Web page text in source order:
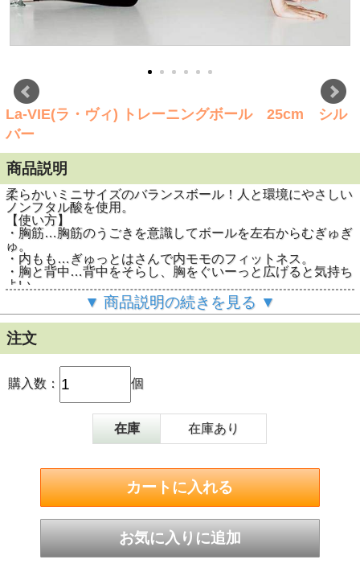
La-VIE(ラ・ヴィ) トレーニングボール 25cm シル
バー
商品説明
柔らかいミニサイズのバランスボール！人と環境にやさしい
ノンフタル酸を使用。
【使い方】
・胸筋…胸筋のうごきを意識してボールを左右からむぎゅぎ
ゅ。
・内もも…ぎゅっとはさんで内モモのフィットネス。
・胸と背中…背中をそらし、胸をぐいーっと広げると気持ち
よい。
●つかんだり・つぶしたり・転がしたり・座ったり。
●ボールの丸みと弾力を利用した全身のストレッチに。
●ソフトで小さいジムボールです。
●骨盤のゆがみケア
●ウエスト引き締め
●ヒップアップ
●骨盤・腹筋のエクササイズ
●腕・肩のストレッチ
La-VIE（ラ・ヴィ） トレーニングボー
ル シルバー
3B-3188
商品サイズ
（約）直径25cm
商品重量
（約）100g
カラー
シルバー
（約）100kg
▼ 商品説明の続きを見る ▼
注文
購入数： 個
在庫 在庫あり